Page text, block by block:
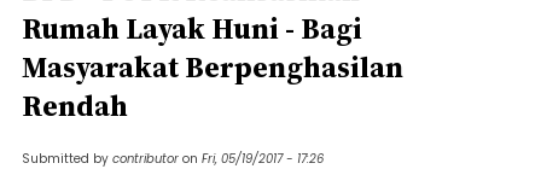
Rumah Layak Huni - Bagi
Masyarakat Berpenghasilan
Rendah
Submitted by contributor on Fri, 05/19/2017 - 17:26